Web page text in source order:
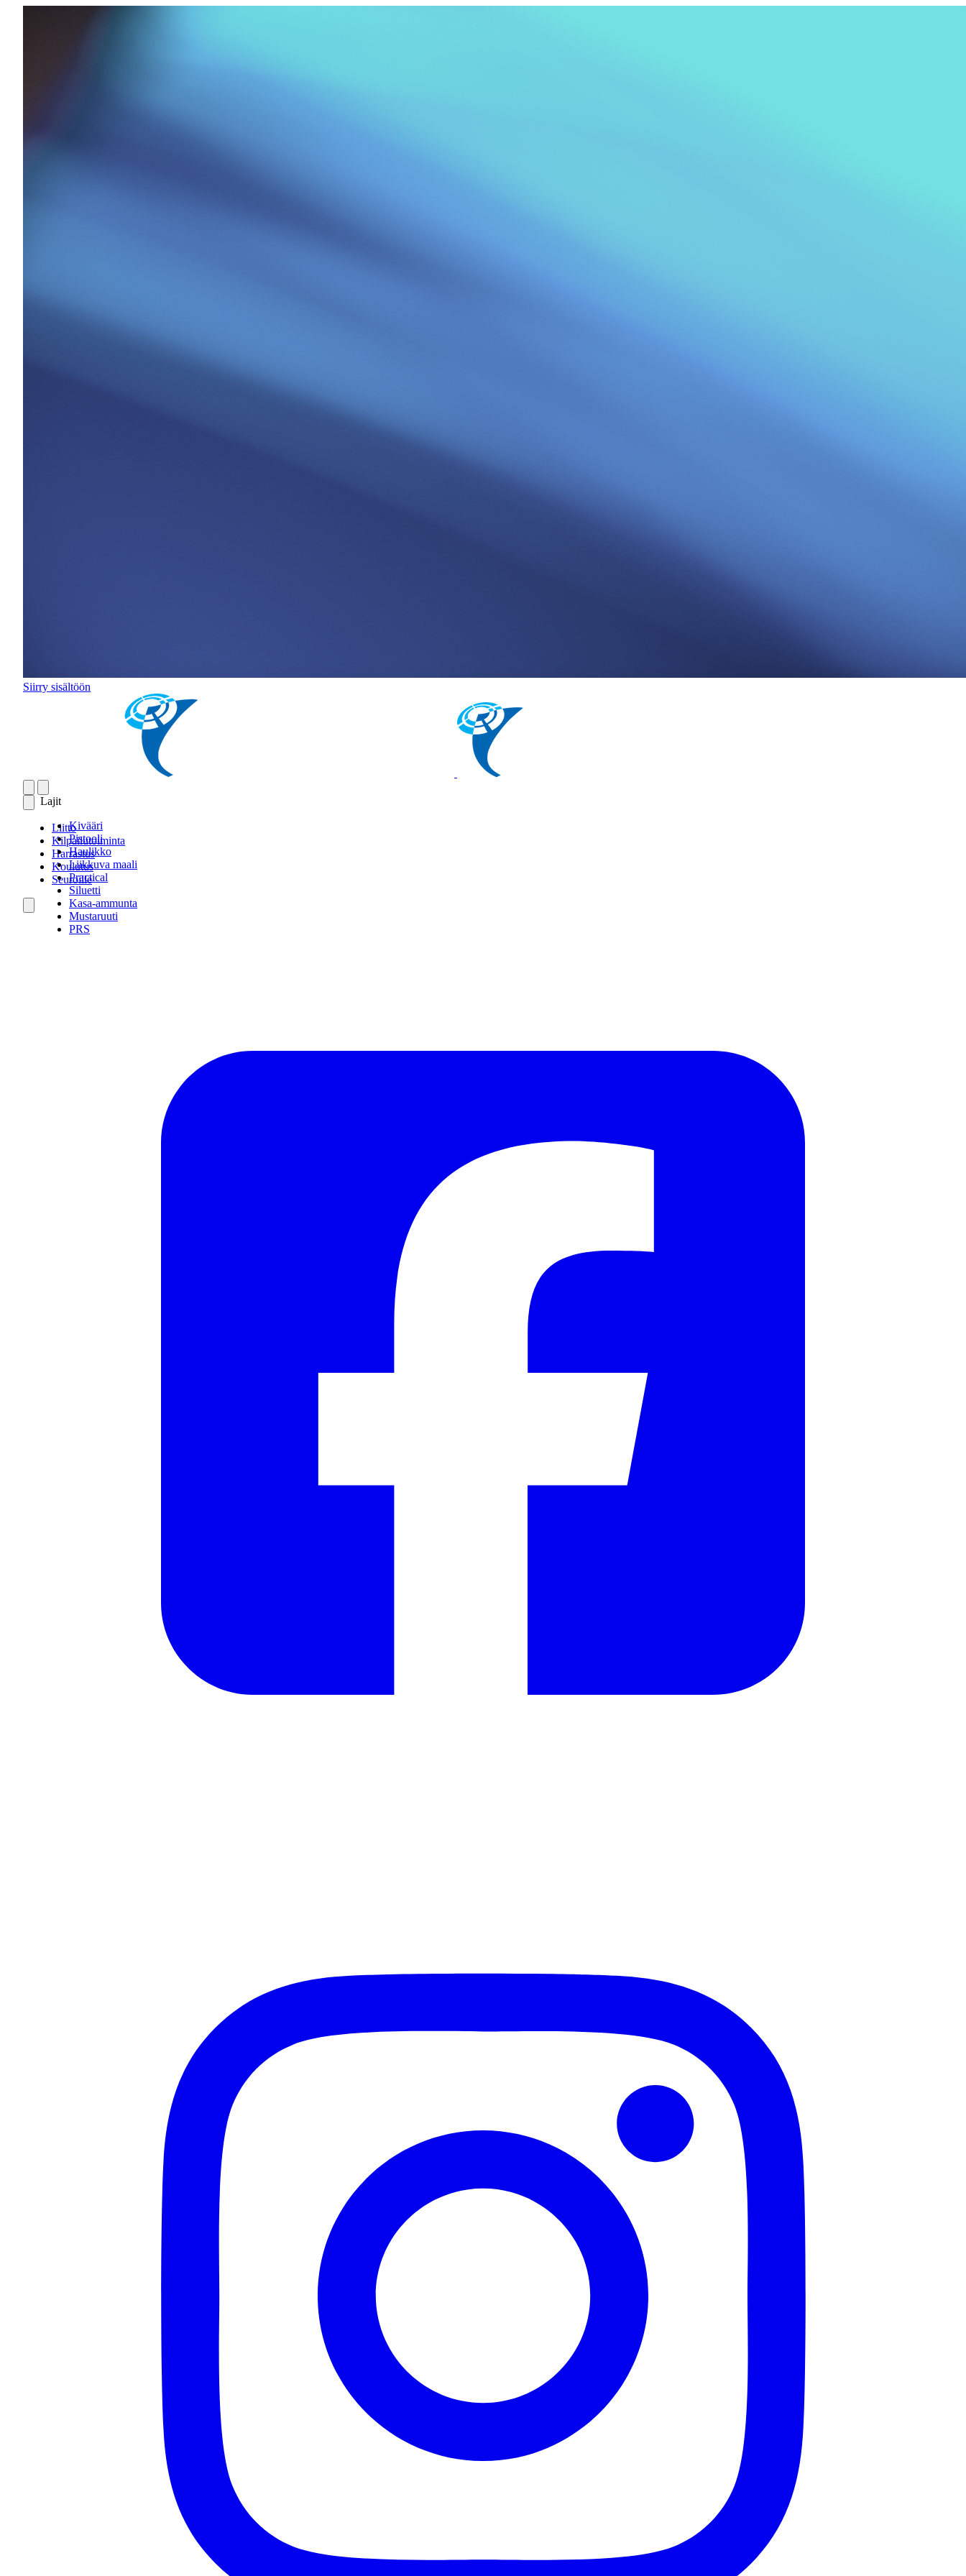
Siirry sisältöön
Lajit
Kivääri
Pistooli
Haulikko
Liikkuva maali
Practical
Siluetti
Kasa-ammunta
Mustaruuti
PRS
Liitto
Kilpailutoiminta
Harrastus
Koulutus
Seuroille